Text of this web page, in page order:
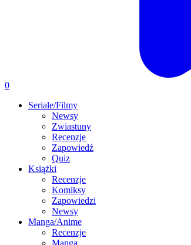
0
Seriale/Filmy
Newsy
Zwiastuny
Recenzje
Zapowiedź
Quiz
Książki
Recenzje
Komiksy
Zapowiedzi
Newsy
Manga/Anime
Recenzje
Manga